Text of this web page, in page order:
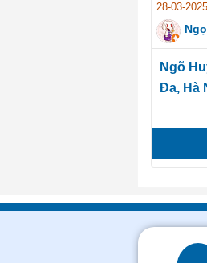
28-03-2025
Ngõ
Đa, Hà